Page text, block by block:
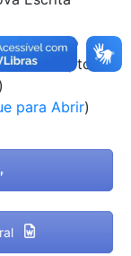
Inscrição
Aptos
)
para Abrir)